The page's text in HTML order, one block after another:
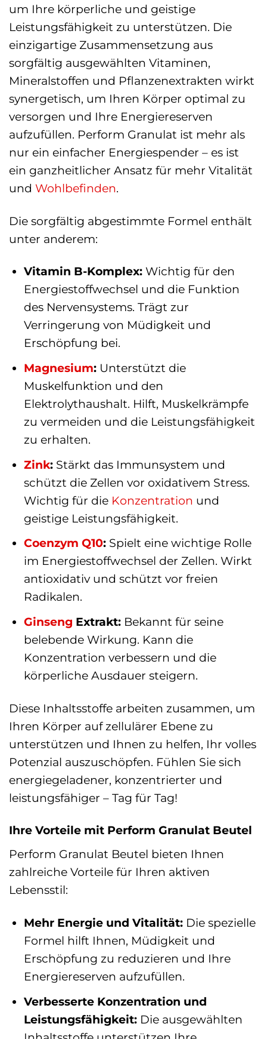
um Ihre körperliche und geistige
Leistungsfähigkeit zu unterstützen. Die
einzigartige Zusammensetzung aus
sorgfältig ausgewählten Vitaminen,
Mineralstoffen und Pflanzenextrakten wirkt
synergetisch, um Ihren Körper optimal zu
versorgen und Ihre Energiereserven
aufzufüllen. Perform Granulat ist mehr als
nur ein einfacher Energiespender – es ist
ein ganzheitlicher Ansatz für mehr Vitalität
und Wohlbefinden.
Die sorgfältig abgestimmte Formel enthält
unter anderem:
Vitamin B-Komplex:Wichtig für den
Energiestoffwechsel und die Funktion
des Nervensystems. Trägt zur
Verringerung von Müdigkeit und
Erschöpfung bei.
Magnesium:Unterstützt die
Muskelfunktion und den
Elektrolythaushalt. Hilft, Muskelkrämpfe
zu vermeiden und die Leistungsfähigkeit
zu erhalten.
Zink:Stärkt das Immunsystem und
schützt die Zellen vor oxidativem Stress.
Wichtig für die Konzentration und
geistige Leistungsfähigkeit.
Coenzym Q10:Spielt eine wichtige Rolle
im Energiestoffwechsel der Zellen. Wirkt
antioxidativ und schützt vor freien
Radikalen.
Ginseng Extrakt:Bekannt für seine
belebende Wirkung. Kann die
Konzentration verbessern und die
körperliche Ausdauer steigern.
Diese Inhaltsstoffe arbeiten zusammen, um
Ihren Körper auf zellulärer Ebene zu
unterstützen und Ihnen zu helfen, Ihr volles
Potenzial auszuschöpfen. Fühlen Sie sich
energiegeladener, konzentrierter und
leistungsfähiger – Tag für Tag!
Ihre Vorteile mit Perform Granulat Beutel
Perform Granulat Beutel bieten Ihnen
zahlreiche Vorteile für Ihren aktiven
Lebensstil:
Mehr Energie und Vitalität:Die spezielle
Formel hilft Ihnen, Müdigkeit und
Erschöpfung zu reduzieren und Ihre
Energiereserven aufzufüllen.
Verbesserte Konzentration und
Leistungsfähigkeit:Die ausgewählten